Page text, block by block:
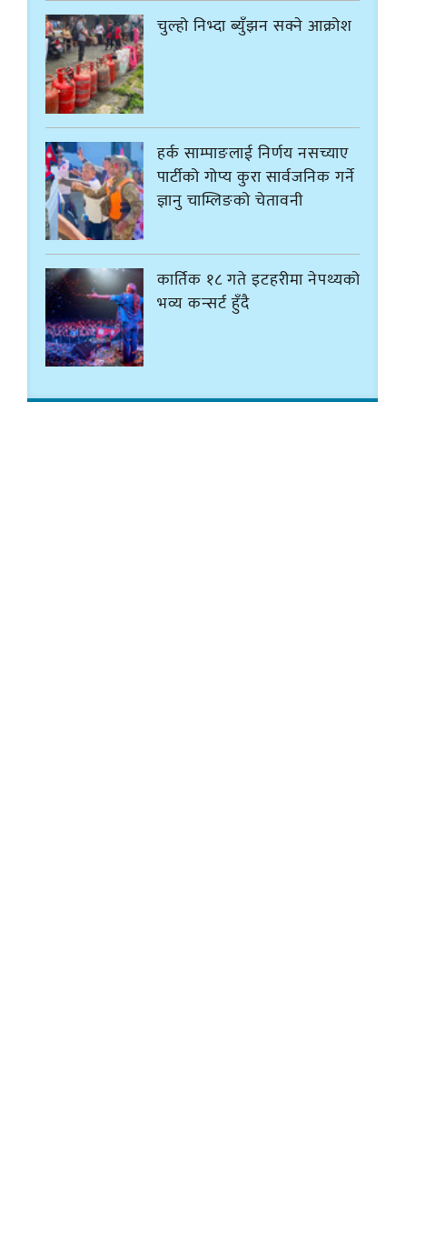
चुल्हो निभ्दा ब्युँझन सक्ने आक्रोश
हर्क साम्पाङलाई निर्णय नसच्याए
पार्टीको गोप्य कुरा सार्वजनिक गर्ने
ज्ञानु चाम्लिङको चेतावनी
कार्तिक १८ गते इटहरीमा नेपथ्यको
भव्य कन्सर्ट हुँदै
नयाँ सेउती पूल नजिक दुर्घटनाको